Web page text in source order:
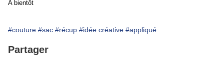
A bientôt
#couture #sac #récup #idée créative #appliqué
Partager